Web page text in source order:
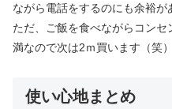
ながら電話をするのにも余裕が
ただ、ご飯を食べながらコン
満なので次は2ｍ買います（笑）
使い心地まとめ